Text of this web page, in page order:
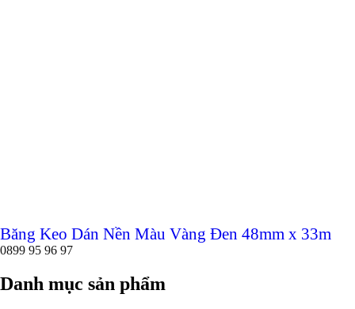
Băng Keo Dán Nền Màu Vàng Đen 48mm x 33m
0899 95 96 97
Danh mục sản phẩm